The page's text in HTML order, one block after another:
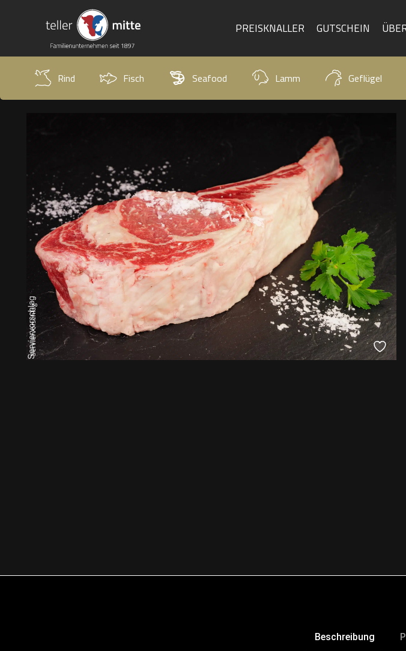
PREISKNALLER GUTSCHEIN
Rind Fisch Seafood Lamm Geflügel
Serviervorschlag
Beschreibung